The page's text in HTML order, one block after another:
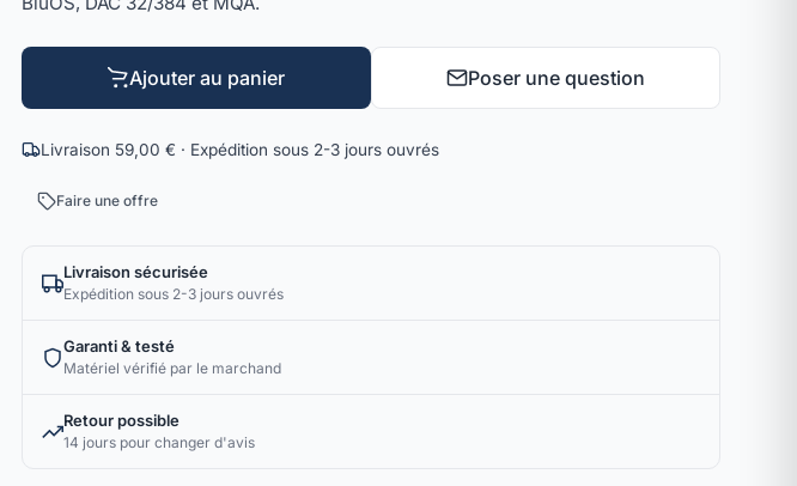
Ajouter au panier Poser une question
Livraison 59,00 € · Expédition sous 2-3 jours ouvrés
Faire une offre
Livraison sécurisée
Expédition sous 2-3 jours ouvrés
Garanti & testé
Matériel vérifié par le marchand
Retour possible
14 jours pour changer d'avis